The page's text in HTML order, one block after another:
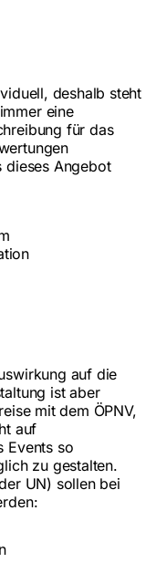
deshalb steht
eine
für das
dieses Angebot
auf die
ist aber
mit dem ÖPNV,
auf
Events so
zu gestalten.
UN) sollen bei